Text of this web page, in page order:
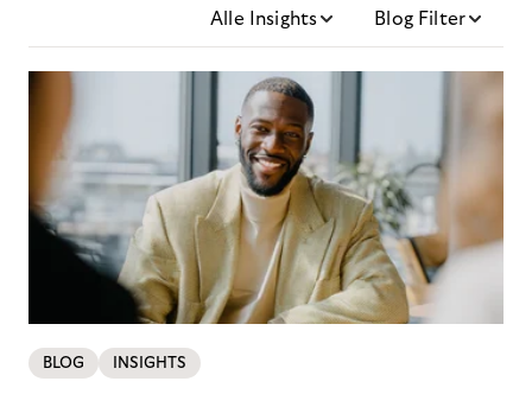
Alle Insights Blog Filter
BLOG INSIGHTS